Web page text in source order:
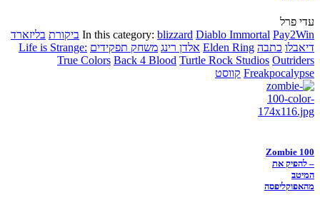
עדי פרל
In this category: blizzard Diablo Immortal Pay2Win ביקורת בליזארד
דיאבלו כתבה Elden Ring אלדן רינג משחק תפקידים Life is Strange:
True Colors Back 4 Blood Turtle Rock Studios Outriders
Freakpocalypse קווסט
Zombie 100
– להפיק את
המיטב
מהאפוקליפסה